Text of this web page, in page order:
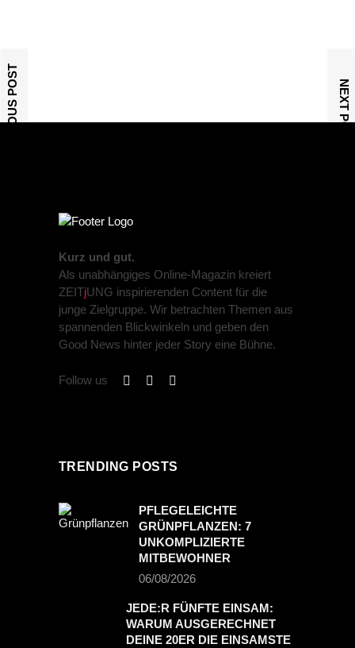
PREVIOUS POST NEXT POST
Kurz und gut.
Als unabhängiges Online-Magazin kreiert
ZEITjUNG inspirierenden Content für die
junge Zielgruppe. Wir betrachten Themen aus
spannenden Blickwinkeln und geben den
Good News hinter jeder Story eine Bühne.
Follow us
TRENDING POSTS
PFLEGELEICHTE
GRÜNPFLANZEN: 7
UNKOMPLIZIERTE
MITBEWOHNER
06/08/2026
JEDE:R FÜNFTE EINSAM:
WARUM AUSGERECHNET
DEINE 20ER DIE EINSAMSTE